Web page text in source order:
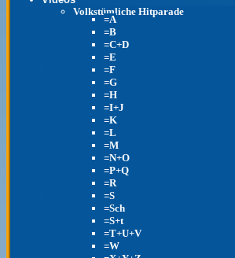
Volkstümliche Hitparade
=A
=B
=C+D
=E
=F
=G
=H
=I+J
=K
=L
=M
=N+O
=P+Q
=R
=S
=Sch
=S+t
=T+U+V
=W